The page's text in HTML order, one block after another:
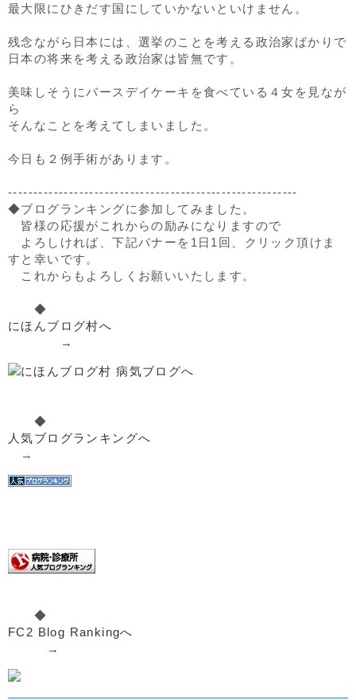
最大限にひきだす国にしていかないといけません。
残念ながら日本には、選挙のことを考える政治家ばかりで
日本の将来を考える政治家は皆無です。
美味しそうにバースデイケーキを食べている４女を見なが
ら
そんなことを考えてしまいました。
今日も２例手術があります。
---------------------------------------------------------
◆ブログランキングに参加してみました。
皆様の応援がこれからの励みになりますので
よろしければ、下記バナーを1日1回、クリック頂けま
すと幸いです。
これからもよろしくお願いいたします。
◆
にほんブログ村へ
→
◆
人気ブログランキングへ
→
◆
FC2 Blog Rankingへ
→